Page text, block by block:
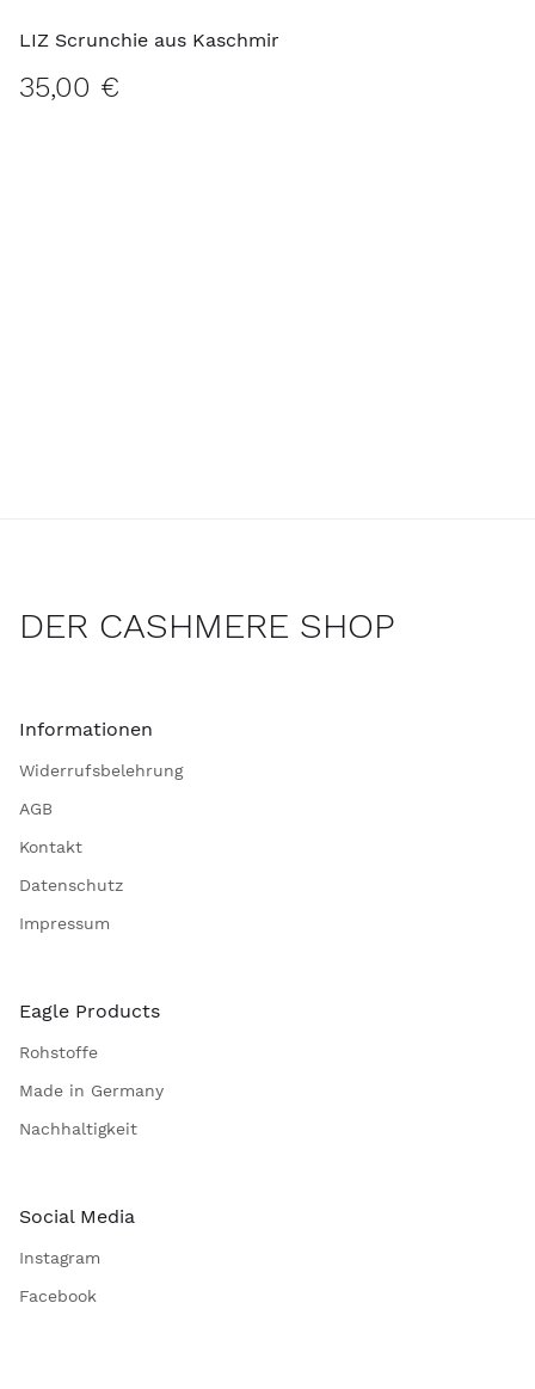
LIZ Scrunchie aus Kaschmir
35,00 €
DER CASHMERE SHOP
Informationen
Widerrufsbelehrung
AGB
Kontakt
Datenschutz
Impressum
Eagle Products
Rohstoffe
Made in Germany
Nachhaltigkeit
Social Media
Instagram
Facebook